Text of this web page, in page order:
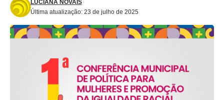
Última atualização: 23 de julho de 2025
LUCIANA NOVAIS